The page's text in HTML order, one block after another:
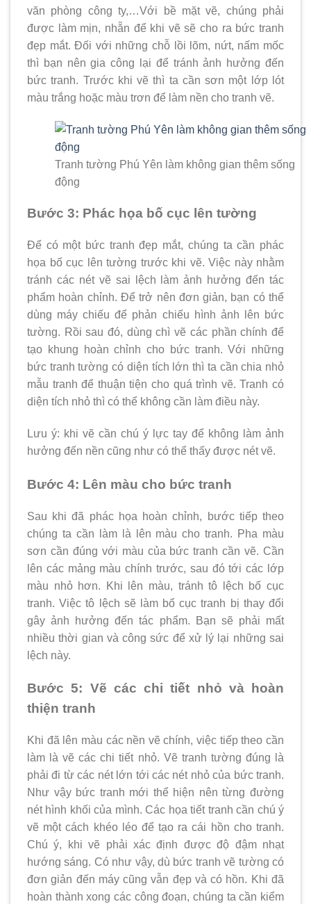
văn phòng công ty,…Với bề mặt vẽ, chúng phải
được làm mịn, nhẵn để khi vẽ sẽ cho ra bức tranh
đẹp mắt. Đối với những chỗ lồi lõm, nứt, nấm mốc
thì bạn nên gia công lại để tránh ảnh hưởng đến
bức tranh. Trước khi vẽ thì ta cần sơn một lớp lót
màu trắng hoặc màu trơn để làm nền cho tranh vẽ.
Tranh tường Phú Yên làm không gian thêm sống
động
Bước 3: Phác họa bố cục lên tường
Để có một bức tranh đẹp mắt, chúng ta cần phác
họa bố cục lên tường trước khi vẽ. Việc này nhằm
tránh các nét vẽ sai lệch làm ảnh hưởng đến tác
phẩm hoàn chỉnh. Để trở nên đơn giản, bạn có thể
dùng máy chiếu để phản chiếu hình ảnh lên bức
tường. Rồi sau đó, dùng chì vẽ các phần chính để
tạo khung hoàn chỉnh cho bức tranh. Với những
bức tranh tường có diện tích lớn thì ta cần chia nhỏ
mẫu tranh để thuận tiện cho quá trình vẽ. Tranh có
diện tích nhỏ thì có thể không cần làm điều này.
Lưu ý: khi vẽ cần chú ý lực tay để không làm ảnh
hưởng đến nền cũng như có thể thấy được nét vẽ.
Bước 4: Lên màu cho bức tranh
Sau khi đã phác họa hoàn chỉnh, bước tiếp theo
chúng ta cần làm là lên màu cho tranh. Pha màu
sơn cần đúng với màu của bức tranh cần vẽ. Cần
lên các mảng màu chính trước, sau đó tới các lớp
màu nhỏ hơn. Khi lên màu, tránh tô lệch bố cục
tranh. Việc tô lệch sẽ làm bố cục tranh bị thay đổi
gây ảnh hưởng đến tác phẩm. Bạn sẽ phải mất
nhiều thời gian và công sức để xử lý lại những sai
lệch này.
Bước 5: Vẽ các chi tiết nhỏ và hoàn
thiện tranh
Khi đã lên màu các nền vẽ chính, việc tiếp theo cần
làm là vẽ các chi tiết nhỏ. Vẽ tranh tường đúng là
phải đi từ các nét lớn tới các nét nhỏ của bức tranh.
Như vậy bức tranh mới thể hiện nên từng đường
nét hình khối của mình. Các họa tiết tranh cần chú ý
vẽ một cách khéo léo để tạo ra cái hồn cho tranh.
Chú ý, khi vẽ phải xác định được độ đậm nhạt
hướng sáng. Có như vậy, dù bức tranh vẽ tường có
đơn giản đến máy cũng vẫn đẹp và có hồn. Khi đã
hoàn thành xong các công đoạn, chúng ta cần kiểm